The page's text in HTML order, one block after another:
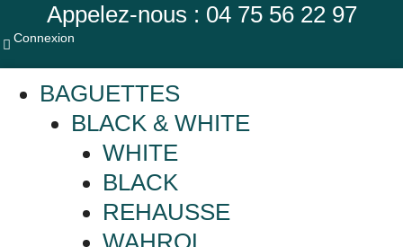
Appelez-nous : 04 75 56 22 97
Connexion
BAGUETTES
BLACK & WHITE
WHITE
BLACK
REHAUSSE
WAHROL